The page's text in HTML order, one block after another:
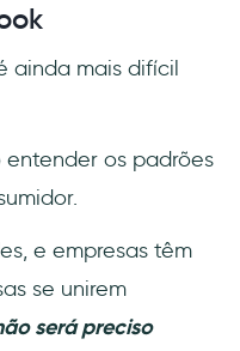
ainda mais difícil
entender os padrões
e empresas têm
se unirem
será preciso